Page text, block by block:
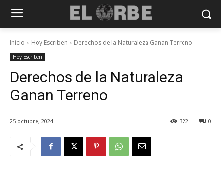
Inicio Hoy Escriben Derechos de la Naturaleza Ganan Terreno
Hoy Escriben
Derechos de la Naturaleza
Ganan Terreno
25 octubre, 2024 0
322